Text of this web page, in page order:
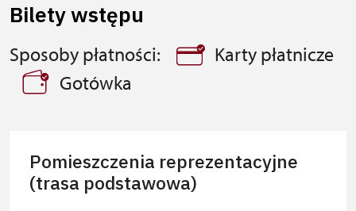
Bilety wstępu
Sposoby płatności:
Karty płatnicze
Gotówka
Pomieszczenia reprezentacyjne
(trasa podstawowa)